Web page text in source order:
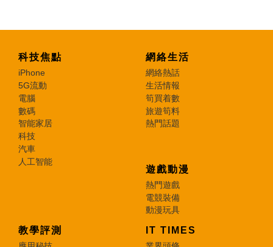
科技焦點
iPhone
5G流動
電腦
數碼
智能家居
科技
汽車
人工智能
網絡生活
網絡熱話
生活情報
筍買着數
旅遊筍料
熱門話題
遊戲動漫
熱門遊戲
電競裝備
動漫玩具
教學評測 IT TIMES